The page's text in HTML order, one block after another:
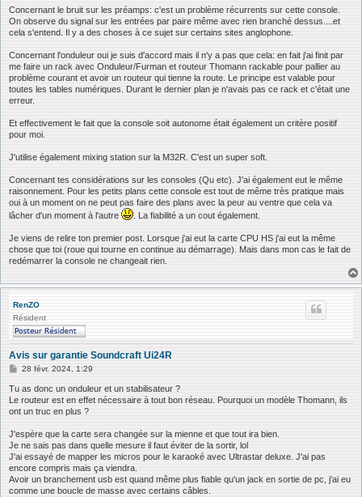
e
Concernant le bruit sur les préamps: c'est un problème récurrents sur cette console.
On observe du signal sur les entrées par paire même avec rien branché dessus....et
cela s'entend. Il y a des choses à ce sujet sur certains sites anglophone.
Concernant l'onduleur oui je suis d'accord mais il n'y a pas que cela: en fait j'ai finit par
me faire un rack avec Onduleur/Furman et routeur Thomann rackable pour pallier au
problème courant et avoir un routeur qui tienne la route. Le principe est valable pour
toutes les tables numériques. Durant le dernier plan je n'avais pas ce rack et c'était une
erreur.
Et effectivement le fait que la console soit autonome était également un critère positif
pour moi.
J'utilise également mixing station sur la M32R. C'est un super soft.
Concernant tes considérations sur les consoles (Qu etc). J'ai également eut le même
raisonnement. Pour les petits plans cette console est tout de même très pratique mais
oui à un moment on ne peut pas faire des plans avec la peur au ventre que cela va
lâcher d'un moment à l'autre
. La fiabilité a un cout également.
Je viens de relire ton premier post. Lorsque j'ai eut la carte CPU HS j'ai eut la même
chose que toi (roue qui tourne en continue au démarrage). Mais dans mon cas le fait de
redémarrer la console ne changeait rien.
RenZO
Résident
Avis sur garantie Soundcraft Ui24R
M
s
s
a
g
28 févr. 2024, 1:29
Tu as donc un onduleur et un stabilisateur ?
Le routeur est en effet nécessaire à tout bon réseau. Pourquoi un modèle Thomann, ils
ont un truc en plus ?
J'espère que la carte sera changée sur la mienne et que tout ira bien.
Je ne sais pas dans quelle mesure il faut éviter de la sortir, lol
J'ai essayé de mapper les micros pour le karaoké avec Ultrastar deluxe. J'ai pas
encore compris mais ça viendra.
Avoir un branchement usb est quand même plus fiable qu'un jack en sortie de pc, j'ai eu
comme une boucle de masse avec certains câbles.